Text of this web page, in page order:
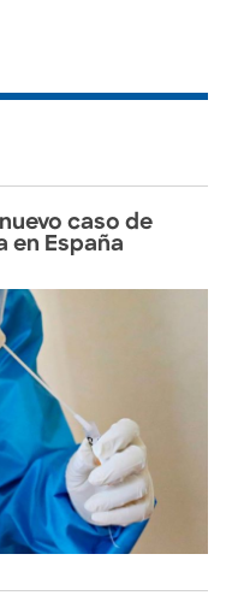
caso de
en España